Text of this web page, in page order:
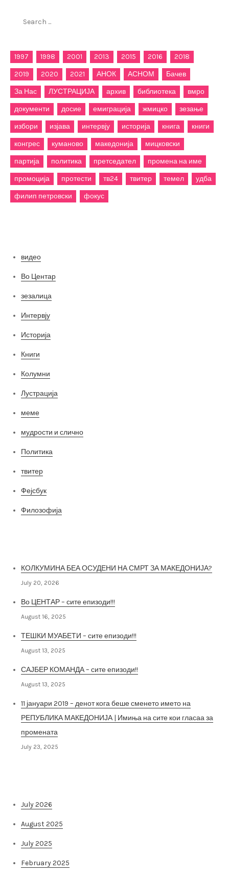
1997 1998 2001 2013 2015 2016
2018
2019
2020 2021 АНОК АСНОМ
Бачев
За Нас
ЛУСТРАЦИЈА архив библиотека
вмро
документи
досие емиграција жмицко
зезање
избори
изјава интервју историја книга
книги
конгрес
куманово македонија
мицковски
партија
политика претседател
промена на име
промоција
протести тв24 твитер темел
удба
филип петровски
фокус
видео
Во Центар
зезалица
Интервју
Историја
Книги
Колумни
Лустрација
меме
мудрости и слично
Политика
твитер
Фејсбук
Филозофија
КОЛКУМИНА БЕА ОСУДЕНИ НА СМРТ ЗА МАКЕДОНИЈА?
July 20, 2026
Во ЦЕНТАР – сите епизоди!!!
August 16, 2025
ТЕШКИ МУАБЕТИ – сите епизоди!!!
August 13, 2025
САЈБЕР КОМАНДА – сите епизоди!!
August 13, 2025
11 јануари 2019 – денот кога беше сменето името на
РЕПУБЛИКА МАКЕДОНИЈА | Имиња на сите кои гласаа за
промената
July 23, 2025
July 2026
August 2025
July 2025
February 2025